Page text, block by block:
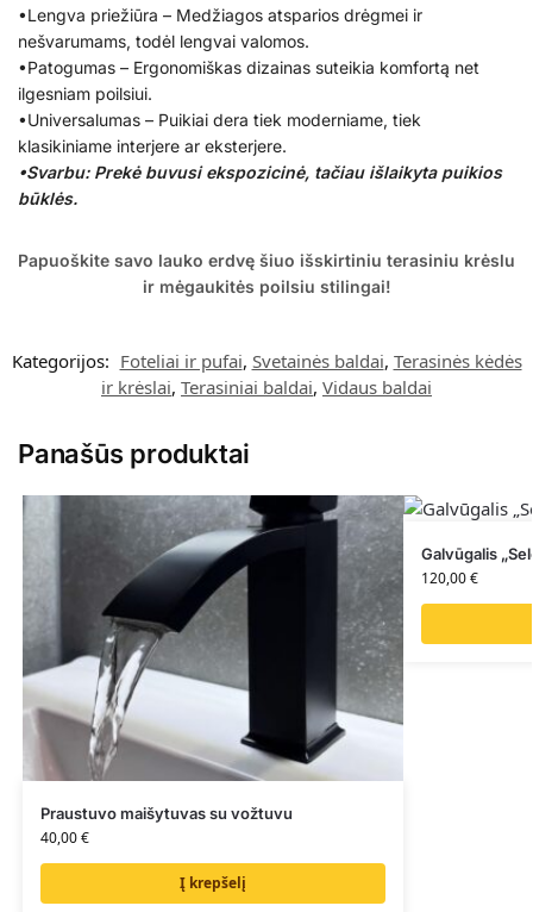
•Lengva priežiūra – Medžiagos atsparios drėgmei ir
nešvarumams, todėl lengvai valomos.
•Patogumas – Ergonomiškas dizainas suteikia komfortą net
ilgesniam poilsiui.
•Universalumas – Puikiai dera tiek moderniame, tiek
klasikiniame interjere ar eksterjere.
•Svarbu: Prekė buvusi ekspozicinė, tačiau išlaikyta puikios
būklės.
Papuoškite savo lauko erdvę šiuo išskirtiniu terasiniu krėslu
ir mėgaukitės poilsiu stilingai!
Kategorijos: Foteliai ir pufai, Svetainės baldai, Terasinės kėdės
ir krėslai, Terasiniai baldai, Vidaus baldai
Panašūs produktai
Praustuvo maišytuvas su vožtuvu
40,00€
Į krepšelį
Galvūgalis
120,00€